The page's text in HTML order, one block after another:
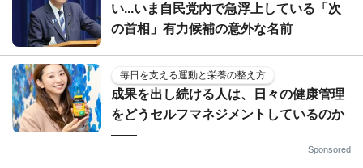
い...いま自民党内で急浮上している「次
の首相」有力候補の意外な名前
毎日を支える運動と栄養の整え方
成果を出し続ける人は、日々の健康管理
をどうセルフマネジメントしているのか
——
Sponsored